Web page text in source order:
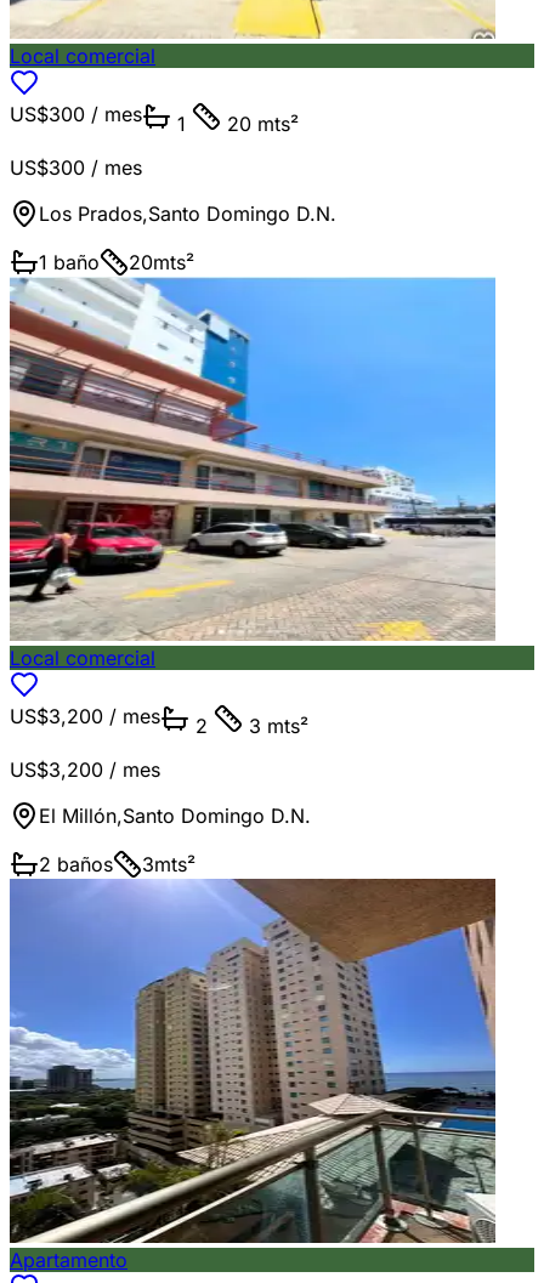
Local comercial
US$300 / mes 1
20 mts²
US$300 / mes
Los Prados,Santo Domingo D.N.
1 baño 20mts²
Local comercial
US$3,200 / mes 2
3 mts²
US$3,200 / mes
El Millón,Santo Domingo D.N.
2 baños 3mts²
Apartamento